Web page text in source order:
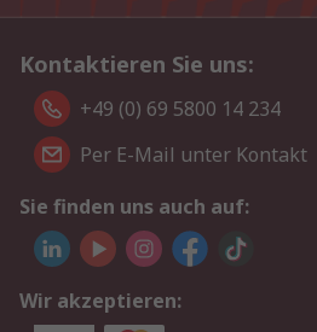
Kontaktieren Sie uns:
+49 (0) 69 5800 14 234
Per E-Mail unter Kontakt
Sie finden uns auch auf:
Wir akzeptieren: